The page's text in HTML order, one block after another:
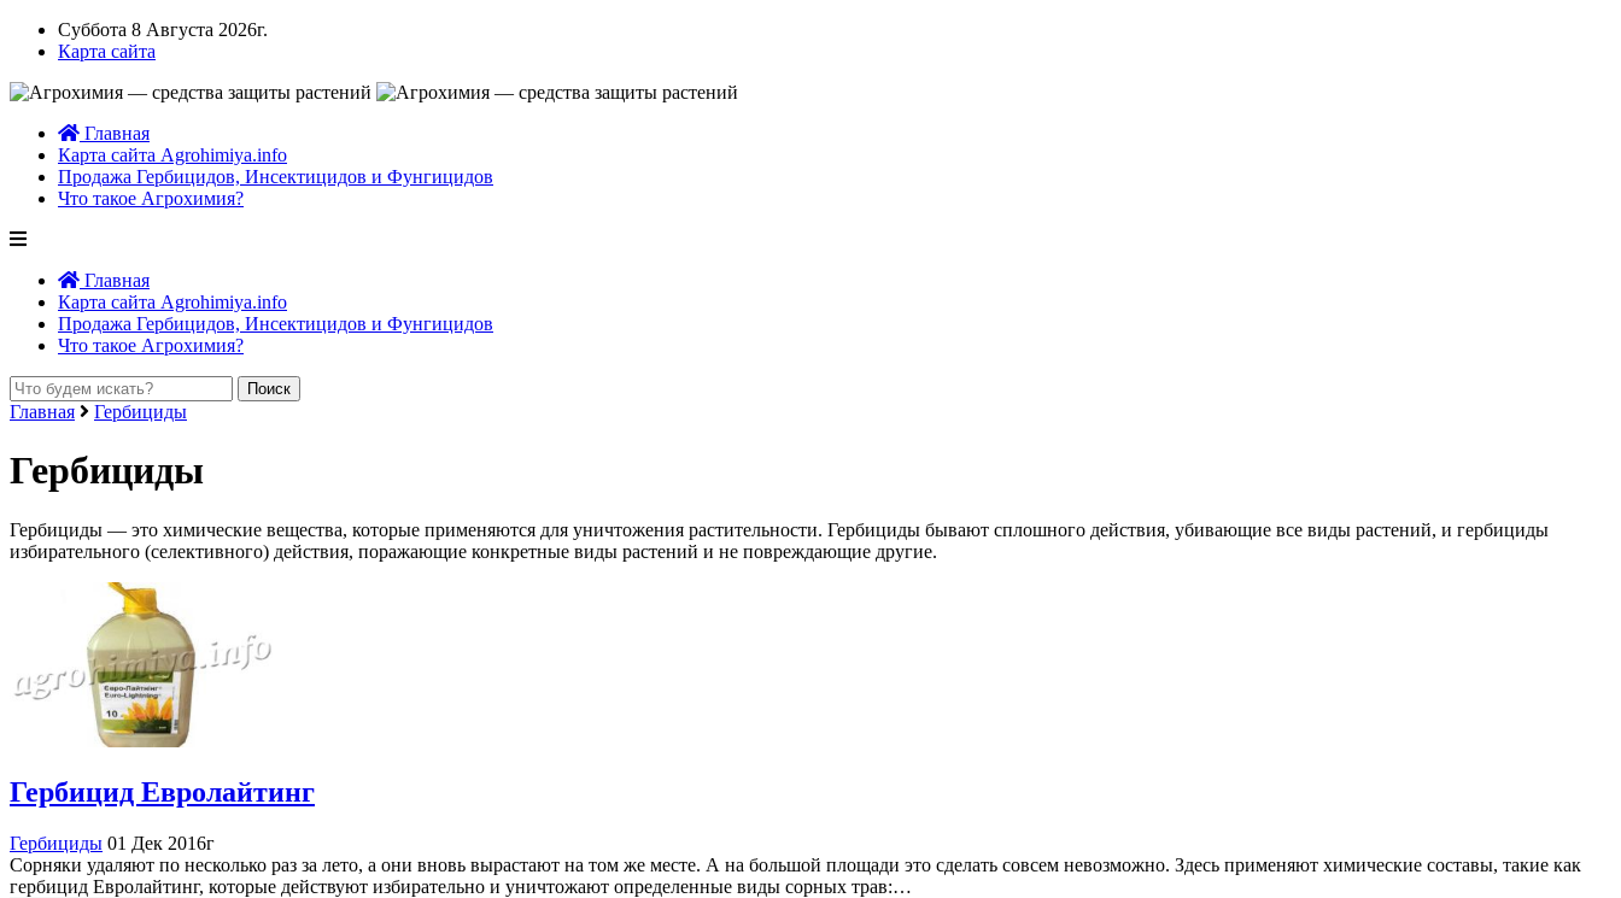
Суббота 8 Августа 2026г.
Карта сайта
Главная
Карта сайта Agrohimiya.info
Продажа Гербицидов, Инсектицидов и Фунгицидов
Что такое Агрохимия?
Главная
Карта сайта Agrohimiya.info
Продажа Гербицидов, Инсектицидов и Фунгицидов
Что такое Агрохимия?
Главная Гербициды
Гербициды
Гербициды — это химические вещества, которые применяются для уничтожения растительности. Гербициды бывают сплошного действия, убивающие все виды растений, и гербициды
избирательного (селективного) действия, поражающие конкретные виды растений и не повреждающие другие.
Гербицид Евролайтинг
Гербициды 01 Дек 2016г
Сорняки удаляют по несколько раз за лето, а они вновь вырастают на том же месте. А на большой площади это сделать совсем невозможно. Здесь применяют химические составы, такие как
гербицид Евролайтинг, которые действуют избирательно и уничтожают определенные виды сорных трав:…